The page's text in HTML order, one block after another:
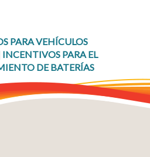
PARA VEHÍCULOS
INCENTIVOS PARA EL
DE BATERÍAS